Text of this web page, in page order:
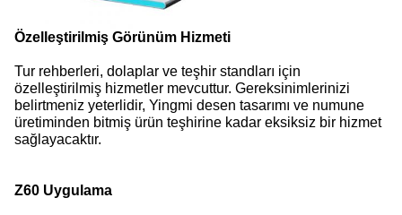
Özelleştirilmiş Görünüm Hizmeti
Tur rehberleri, dolaplar ve teşhir standları için
özelleştirilmiş hizmetler mevcuttur. Gereksinimlerinizi
belirtmeniz yeterlidir, Yingmi desen tasarımı ve numune
üretiminden bitmiş ürün teşhirine kadar eksiksiz bir hizmet
sağlayacaktır.
Z60 Uygulama